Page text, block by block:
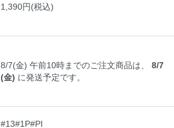
1,390円(税込)
8/7(金) 午前10時までのご注文商品は、8/7
(金) に発送予定です。
#13#1P#PI